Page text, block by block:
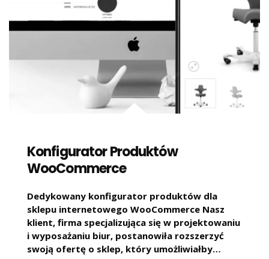
Konfigurator Produktów
WooCommerce
Dedykowany konfigurator produktów dla
sklepu internetowego WooCommerce Nasz
klient, firma specjalizująca się w projektowaniu
i wyposażaniu biur, postanowiła rozszerzyć
swoją ofertę o sklep, który umożliwiałby…